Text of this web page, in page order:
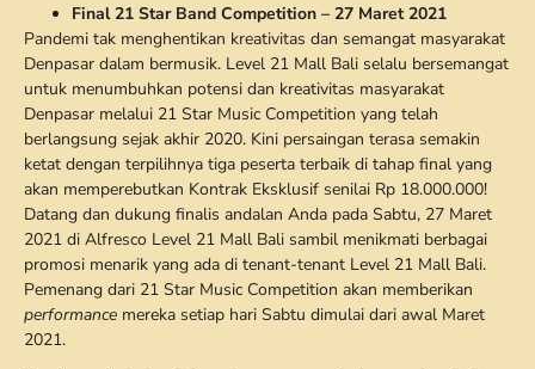
Final 21 Star Band Competition – 27 Maret 2021
Pandemi tak menghentikan kreativitas dan semangat masyarakat
Denpasar dalam bermusik. Level 21 Mall Bali selalu bersemangat
untuk menumbuhkan potensi dan kreativitas masyarakat
Denpasar melalui 21 Star Music Competition yang telah
berlangsung sejak akhir 2020. Kini persaingan terasa semakin
ketat dengan terpilihnya tiga peserta terbaik di tahap final yang
akan memperebutkan Kontrak Eksklusif senilai Rp 18.000.000!
Datang dan dukung finalis andalan Anda pada Sabtu, 27 Maret
2021 di Alfresco Level 21 Mall Bali sambil menikmati berbagai
promosi menarik yang ada di tenant-tenant Level 21 Mall Bali.
Pemenang dari 21 Star Music Competition akan memberikan
performance mereka setiap hari Sabtu dimulai dari awal Maret
2021.